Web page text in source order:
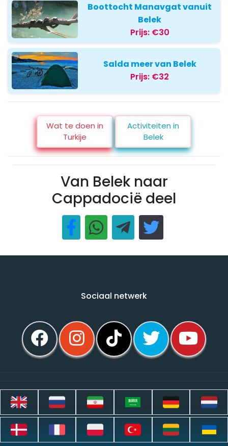
Boottocht Manavgat vanuit
Belek
Prijs: €30
Salda meer van Belek
Prijs: €32
Wat te doen in
Turkije
Activiteiten in
Belek
Van Belek naar
Cappadocië deel
Sociaal netwerk